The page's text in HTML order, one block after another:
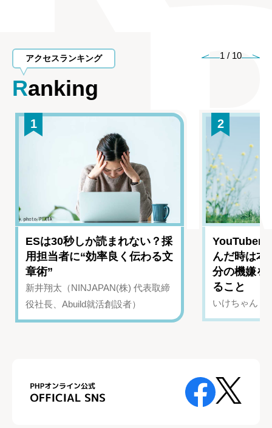
アクセスランキング
Ranking
1 / 10
1
ESは30秒しか読まれない？採
用担当者に“効率良く伝わる文
章術”
新井翔太（NINJAPAN(株) 代表取締
役社長、Abuild就活創設者）
2
YouTuber
んだ時は
分の機嫌を
ること
いけちゃん（